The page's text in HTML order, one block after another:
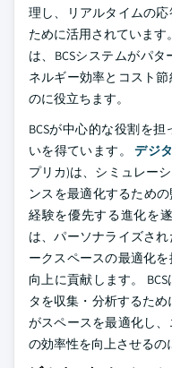
理し、リアルタイムの
ために活用されています
は、BCSシステムがパ
ネルギー効率とコスト
のに役立ちます。
BCSが中心的な役割を
いを得ています。デジ
プリカ)は、シミュレー
ンスを最適化するため
経験を優先する進化を
は、パーソナライズさ
ークスペースの最適化
向上に貢献します。
タを収集・分析するた
がスペースを最適化し
の効率性を向上させるの